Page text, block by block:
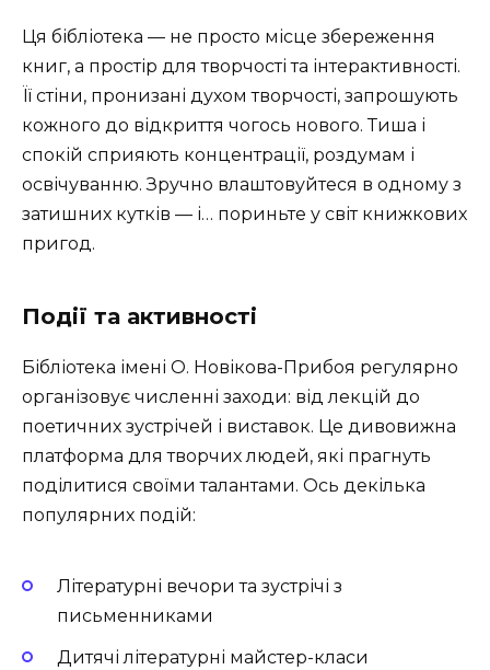
Ця бібліотека — не просто місце збереження
книг, а простір для творчості та інтерактивності.
Її стіни, пронизані духом творчості, запрошують
кожного до відкриття чогось нового. Тиша і
спокій сприяють концентрації, роздумам і
освічуванню. Зручно влаштовуйтеся в одному з
затишних кутків — і… пориньте у світ книжкових
пригод.
Події та активності
Бібліотека імені О. Новікова-Прибоя регулярно
організовує численні заходи: від лекцій до
поетичних зустрічей і виставок. Це дивовижна
платформа для творчих людей, які прагнуть
поділитися своїми талантами. Ось декілька
популярних подій:
Літературні вечори та зустрічі з
письменниками
Дитячі літературні майстер-класи